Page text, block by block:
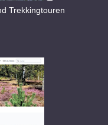
Trekkingtouren